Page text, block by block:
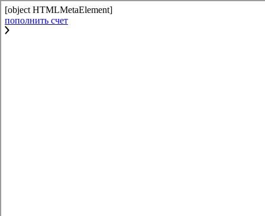
[object HTMLMetaElement]
пополнить счет